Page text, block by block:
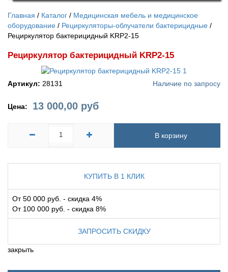
Главная Каталог
Медицинская мебель и медицинское
оборудование
Рециркуляторы-облучатели бактерицидные
Рециркулятор бактерицидный KRP2-15
Рециркулятор бактерицидный KRP2-15
Артикул: 28131 Наличие по запросу
Цена: 13 000,00 руб
В корзину
КУПИТЬ В 1 КЛИК
От 50 000 руб. - скидка 4%
От 100 000 руб. - скидка 8%
ЗАПРОСИТЬ СКИДКУ
закрыть